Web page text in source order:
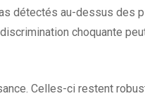
détectés au-dessus des
choquante
Celles-ci restent